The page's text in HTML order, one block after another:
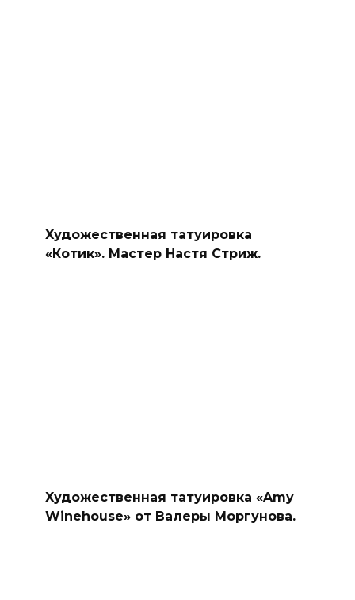
Художественная татуировка
«Котик». Мастер Настя Стриж.
Художественная татуировка «Amy
Winehouse» от Валеры Моргунова.